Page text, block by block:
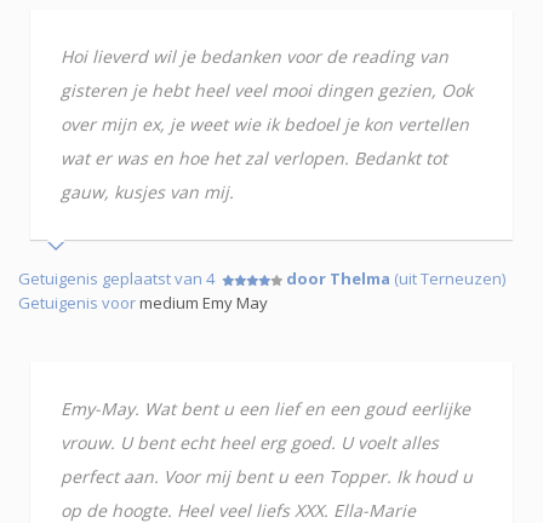
Hoi lieverd wil je bedanken voor de reading van
gisteren je hebt heel veel mooi dingen gezien, Ook
over mijn ex, je weet wie ik bedoel je kon vertellen
wat er was en hoe het zal verlopen. Bedankt tot
gauw, kusjes van mij.
Getuigenis geplaatst van 4 door Thelma (uit Terneuzen)
Getuigenis voormedium Emy May
Emy-May. Wat bent u een lief en een goud eerlijke
vrouw. U bent echt heel erg goed. U voelt alles
perfect aan. Voor mij bent u een Topper. Ik houd u
op de hoogte. Heel veel liefs XXX. Ella-Marie